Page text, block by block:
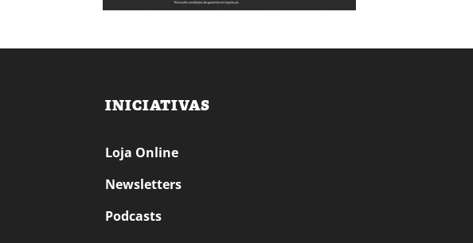
INICIATIVAS
Loja Online
Newsletters
Podcasts